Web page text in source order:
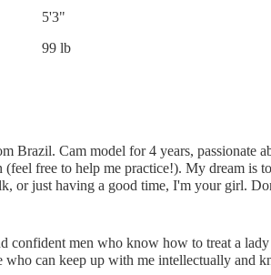
5'3"
99 lb
Brazil. Cam model for 4 years, passionate
(feel free to help me practice!). My dream is
or just having a good time, I'm your girl.
confident men who know how to treat a
who can keep up with me intellectually and